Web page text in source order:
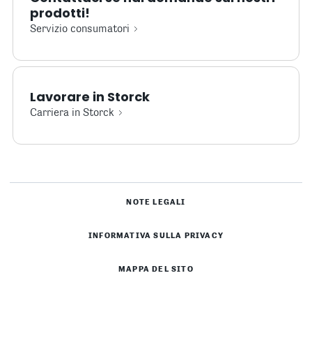
prodotti!
Servizio consumatori
Lavorare in Storck
Carriera in Storck
NOTE LEGALI
INFORMATIVA SULLA PRIVACY
MAPPA DEL SITO